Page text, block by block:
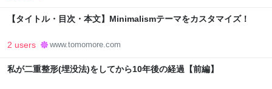
【タイトル・目次・本文】Minimalismテーマをカスタマイズ！
2 users www.tomomore.com
私が二重整形(埋没法)をしてから10年後の経過【前編】